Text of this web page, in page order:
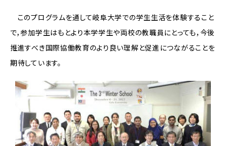
このプログラムを通して岐阜大学での学生生活を体験すること
で，参加学生はもとより本学学生や両校の教職員にとっても，今後
推進すべき国際協働教育のより良い理解と促進につながることを
期待しています。